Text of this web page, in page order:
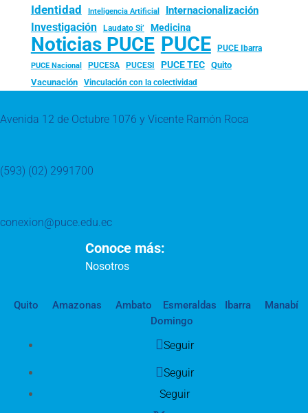
Identidad Inteligencia Artificial Internacionalización
Investigación Laudato Si’ Medicina
Noticias PUCE PUCE PUCE Ibarra
PUCE Nacional PUCESA PUCESI PUCE TEC
Quito
Vacunación
Vinculación con la colectividad
Avenida 12 de Octubre 1076 y Vicente Ramón Roca
(593) (02) 2991700
conexion@puce.edu.ec
Conoce más:
Nosotros
Quito Amazonas Ambato Esmeraldas Ibarra
Manabí
Domingo
Seguir
Seguir
Seguir